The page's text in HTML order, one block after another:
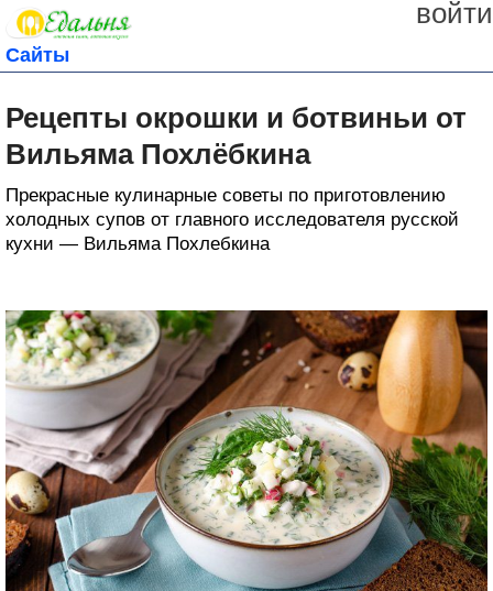
войти
Сайты
Рецепты окрошки и ботвиньи от
Вильяма Похлёбкина
Прекрасные кулинарные советы по приготовлению
холодных супов от главного исследователя русской
кухни — Вильяма Похлебкина